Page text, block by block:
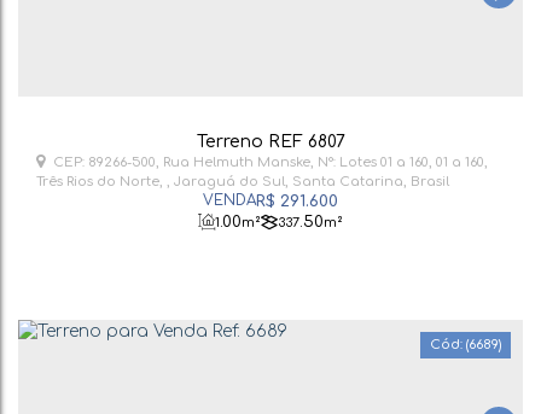
Terreno REF 6807
R$ 291.600
CEP: 89266-500, Rua Helmuth Manske, N°: Lotes 01 a 160, 01 a 160,
Três Rios do Norte , Jaraguá do Sul, Santa Catarina, Brasil
1 .00m² 337 .50m²
(6689)